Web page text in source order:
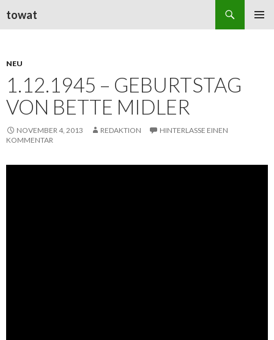
towat
NEU
1.12.1945 – GEBURTSTAG
VON BETTE MIDLER
NOVEMBER 4, 2013 REDAKTION
HINTERLASSE EINEN
KOMMENTAR